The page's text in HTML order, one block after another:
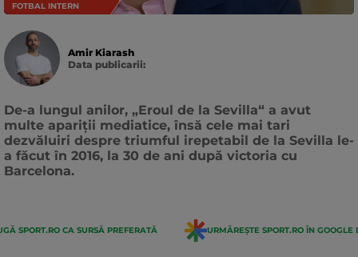
FOTBAL INTERN
Amir Kiarash
Data publicarii:
De-a lungul anilor, „Eroul de la Sevilla“ a avut
multe apariții mediatice, însă cele mai tari
dezvăluiri despre triumful irepetabil de la Sevilla le-
a făcut în 2016, la 30 de ani după victoria cu
Barcelona.
SPORT.RO CA SURSĂ PREFERATĂ URMĂREȘTE SPORT.RO ÎN GOOGLE